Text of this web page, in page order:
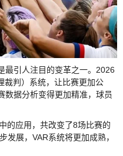
最引人注目的变革之一。2026
裁判）系统，让比赛更加公
数据分析变得更加精准，球员
的应用，共改变了8场比赛的
发展，VAR系统将更加成熟，